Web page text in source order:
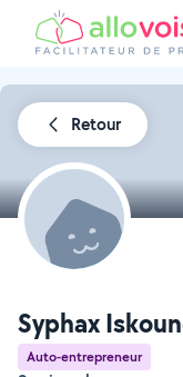
Retour
Syphax
Auto-entrepreneur